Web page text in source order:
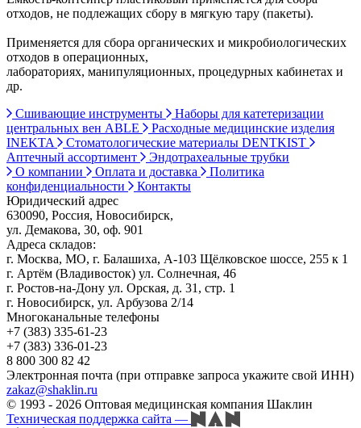
отходов, не подлежащих сбору в мягкую тару (пакеты).
Применяется для сбора органических и микробиологических
отходов в операционных,
лабораториях, манипуляционных, процедурных кабинетах и
др.
Сшивающие инструменты
Наборы для катетеризации
центральных вен ABLE
Расходные медицинские изделия
INEKTA
Стоматологические материалы DENTKIST
Аптечный ассортимент
Эндотрахеальные трубки
О компании
Оплата и доставка
Политика
конфиденциальности
Контакты
Юридический адрес
630090, Россия, Новосибирск,
ул. Демакова, 30, оф. 901
Адреса складов:
г. Москва, МО, г. Балашиха, А-103 Щёлковское шоссе, 255 к 1
г. Артём (Владивосток) ул. Солнечная, 46
г. Ростов-на-Дону ул. Орская, д. 31, стр. 1
г. Новосибирск, ул. Арбузова 2/14
Многоканальные телефоны
+7 (383) 335-61-23
+7 (383) 336-01-23
8 800 300 82 42
Электронная почта (при отправке запроса укажите свой ИНН)
zakaz@shaklin.ru
© 1993 - 2026 Оптовая медицинская компания Шаклин
Техническая поддержка сайта —